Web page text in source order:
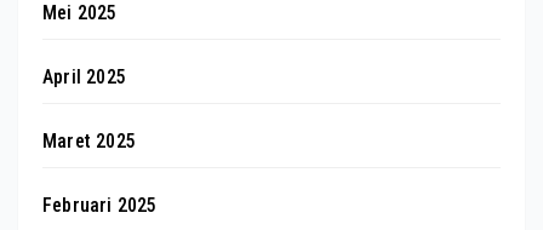
Mei 2025
April 2025
Maret 2025
Februari 2025